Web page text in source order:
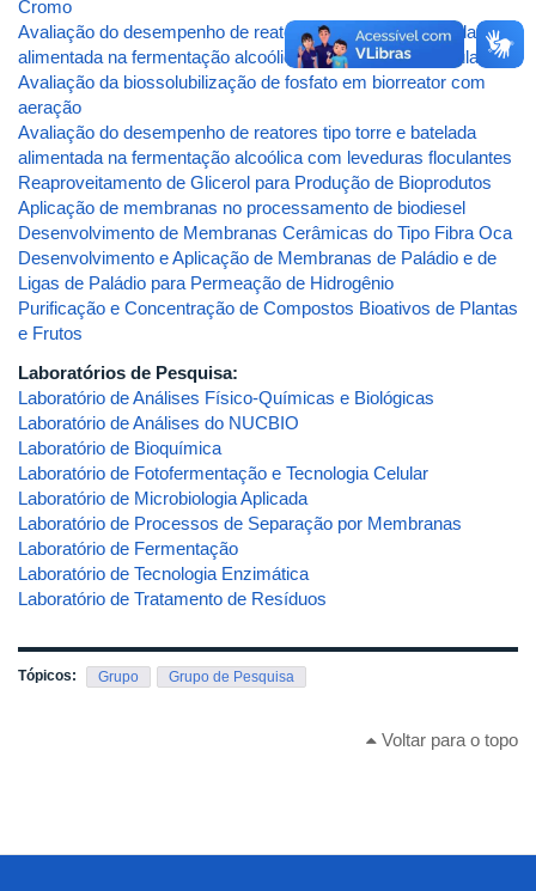
Cromo
Avaliação do desempenho de reatores tipo torre e batelada
alimentada na fermentação alcoólica com leveduras floculantes
Avaliação da biossolubilização de fosfato em biorreator com
aeração
Avaliação do desempenho de reatores tipo torre e batelada
alimentada na fermentação alcoólica com leveduras floculantes
Reaproveitamento de Glicerol para Produção de Bioprodutos
Aplicação de membranas no processamento de biodiesel
Desenvolvimento de Membranas Cerâmicas do Tipo Fibra Oca
Desenvolvimento e Aplicação de Membranas de Paládio e de
Ligas de Paládio para Permeação de Hidrogênio
Purificação e Concentração de Compostos Bioativos de Plantas
e Frutos
Laboratórios de Pesquisa:
Laboratório de Análises Físico-Químicas e Biológicas
Laboratório de Análises do NUCBIO
Laboratório de Bioquímica
Laboratório de Fotofermentação e Tecnologia Celular
Laboratório de Microbiologia Aplicada
Laboratório de Processos de Separação por Membranas
Laboratório de Fermentação
Laboratório de Tecnologia Enzimática
Laboratório de Tratamento de Resíduos
Tópicos: Grupo Grupo de Pesquisa
Voltar para o topo